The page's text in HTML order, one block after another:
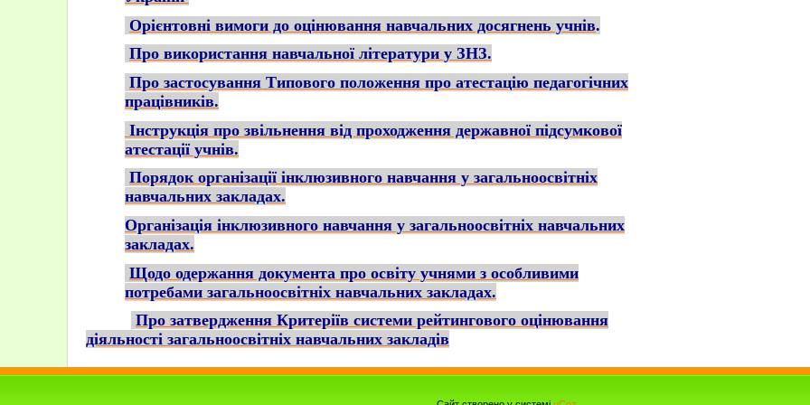
Орієнтовні вимоги до оцінювання навчальних досягнень учнів.
Про використання навчальної літератури у ЗНЗ.
Про застосування Типового положення про атестацію педагогічних
працівників.
Інструкція про звільнення від проходження державної підсумкової
атестації учнів.
Порядок організації інклюзивного навчання у загальноосвітніх
навчальних закладах.
Організація інклюзивного навчання у загальноосвітніх навчальних
закладах.
Щодо одержання документа про освіту учнями з особливими
потребами загальноосвітніх навчальних закладах.
Про затвердження Критеріїв системи рейтингового оцінювання
діяльності загальноосвітніх навчальних закладів